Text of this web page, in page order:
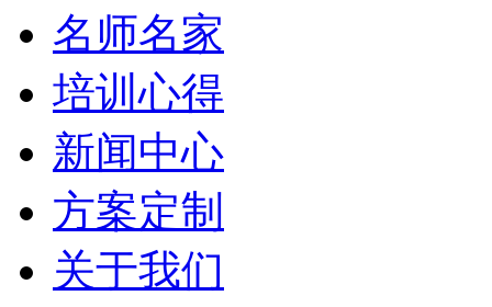
名师名家
培训心得
新闻中心
方案定制
关于我们